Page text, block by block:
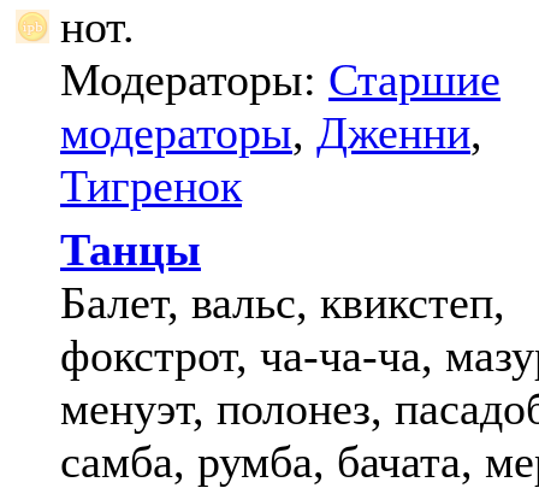
нот.
Модераторы: Старшие
модераторы, Дженни,
Тигренок
Танцы
Балет, вальс, квикстеп,
фокстрот, ча-ча-ча,
менуэт, полонез,
самба, румба, бачата,